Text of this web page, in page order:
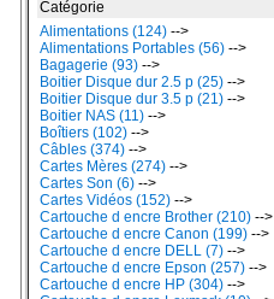
Catégorie
Alimentations (124) -->
Alimentations Portables (56) -->
Bagagerie (93) -->
Boitier Disque dur 2.5 p (25) -->
Boitier Disque dur 3.5 p (21) -->
Boitier NAS (11) -->
Boîtiers (102) -->
Câbles (374) -->
Cartes Mères (274) -->
Cartes Son (6) -->
Cartes Vidéos (152) -->
Cartouche d encre Brother (210) -->
Cartouche d encre Canon (199) -->
Cartouche d encre DELL (7) -->
Cartouche d encre Epson (257) -->
Cartouche d encre HP (304) -->